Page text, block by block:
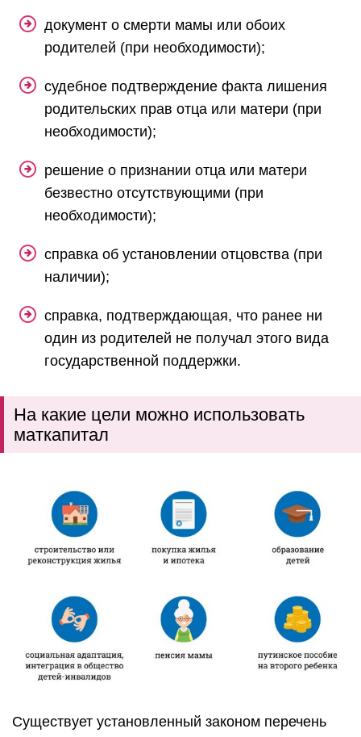
документ о смерти мамы или обоих
родителей (при необходимости);
судебное подтверждение факта лишения
родительских прав отца или матери (при
необходимости);
решение о признании отца или матери
безвестно отсутствующими (при
необходимости);
справка об установлении отцовства (при
наличии);
справка, подтверждающая, что ранее ни
один из родителей не получал этого вида
государственной поддержки.
На какие цели можно использовать
маткапитал
Существует установленный законом перечень